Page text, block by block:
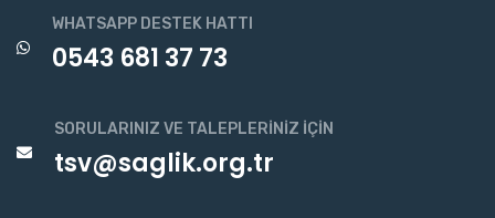
WHATSAPP DESTEK HATTI
0543 681 37 73
SORULARINIZ VE TALEPLERINIZ İÇIN
tsv@saglik.org.tr